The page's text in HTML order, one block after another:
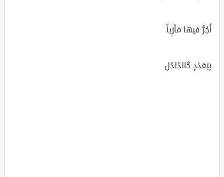
أَجُرُّ فيها مَأرَباً
بِبَغدَدٍ كَالدُلدُلِ